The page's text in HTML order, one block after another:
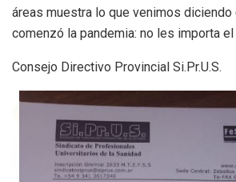
áreas muestra lo que venimos diciendo
comenzó la pandemia: no les importa el
Consejo Directivo Provincial Si.Pr.U.S.